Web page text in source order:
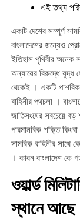
এই তথ্য
একটি দেশের সম্পূর্ণ
বাংলাদেশের জন্যেও
ইতিহাস পৃথিবীর অনেক
অন্যায়ের বিরুদ্ধে যুদ্ধ
থেকেই । একটি
বাহিনীর পথচলা ।
জাতিসংঘের সবচেয়ে
পারমানবিক শক্তি
সামরিক বাহিনীর সাথে
। কারন বাংলাদেশ কে
ওয়ার্ল্ড
স্থানে আছে